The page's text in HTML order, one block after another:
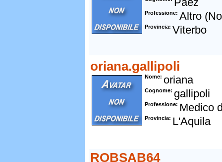
Professione Altro
Provincia Viterbo
oriana.gallipoli
Nome oriana
Cognome gallipoli
Professione Medico
Provincia L'Aquila
ROBSAB64